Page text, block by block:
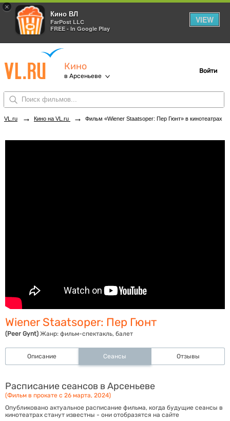
×
Кино ВЛ
FarPost LLC
FREE - In Google Play
VIEW
Кино
в Арсеньеве
Войти
VL.ru → Кино на VL.ru → Фильм «Wiener Staatsoper: Пер Гюнт» в кинотеатрах Арсеньева. Купить билеты!
Wiener Staatsoper: Пер Гюнт
(Peer Gynt) Жанр: фильм-спектакль, балет
Описание Сеансы Отзывы
Расписание сеансов в Арсеньеве
(Фильм в прокате с 26 марта, 2024)
Опубликовано актуальное расписание фильма, когда будущие сеансы в
кинотеатрах станут известны - они отобразятся на сайте